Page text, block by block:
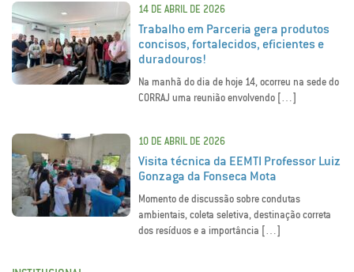
14 DE ABRIL DE 2026
Trabalho em Parceria gera produtos
concisos, fortalecidos, eficientes e
duradouros!
Na manhã do dia de hoje 14, ocorreu na sede do
CORRAJ uma reunião envolvendo […]
10 DE ABRIL DE 2026
Visita técnica da EEMTI Professor Luiz
Gonzaga da Fonseca Mota
Momento de discussão sobre condutas
ambientais, coleta seletiva, destinação correta
dos resíduos e a importância […]